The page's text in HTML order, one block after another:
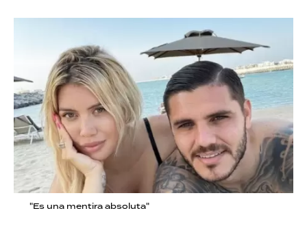
"Es una mentira absoluta"